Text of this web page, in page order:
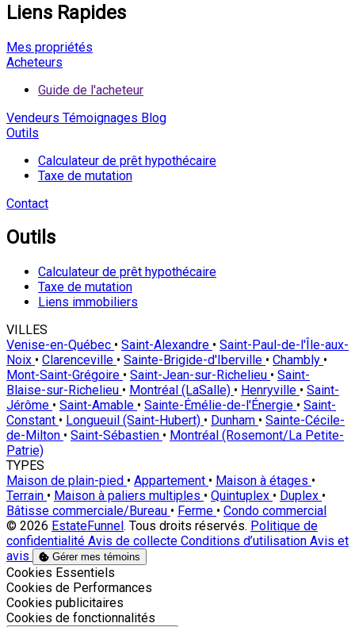
Liens Rapides
Mes propriétés
Acheteurs
Guide de l'acheteur
Vendeurs Témoignages Blog
Outils
Calculateur de prêt hypothécaire
Taxe de mutation
Contact
Outils
Calculateur de prêt hypothécaire
Taxe de mutation
Liens immobiliers
VILLES
Venise-en-Québec • Saint-Alexandre • Saint-Paul-de-l'Île-aux-
Noix • Clarenceville • Sainte-Brigide-d'Iberville • Chambly •
Mont-Saint-Grégoire • Saint-Jean-sur-Richelieu • Saint-
Blaise-sur-Richelieu • Montréal (LaSalle) • Henryville • Saint-
Jérôme • Saint-Amable • Sainte-Émélie-de-l'Énergie • Saint-
Constant • Longueuil (Saint-Hubert) • Dunham • Sainte-Cécile-
de-Milton • Saint-Sébastien • Montréal (Rosemont/La Petite-
Patrie)
TYPES
Maison de plain-pied • Appartement • Maison à étages •
Terrain • Maison à paliers multiples • Quintuplex • Duplex •
Bâtisse commerciale/Bureau • Ferme • Condo commercial
© 2026 EstateFunnel . Tous droits réservés. Politique de
confidentialité Avis de collecte Conditions d’utilisation Avis et
avis
Gérer mes témoins
Activer
Cookies Essentiels
Activer
Cookies de Performances
Activer
Cookies publicitaires
Activer
Cookies de fonctionnalités